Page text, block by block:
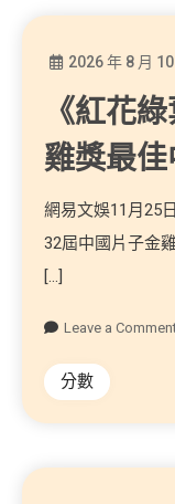
2026 年 8 月 10
《紅花
雞獎最
網易文娛11月25
32屆中國片子金
[…]
Leave a
分數